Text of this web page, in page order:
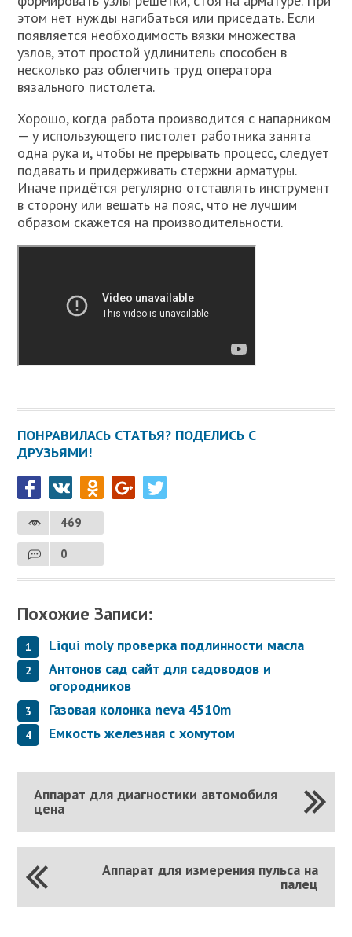
этом нет нужды нагибаться или приседать. Если
появляется необходимость вязки множества
узлов, этот простой удлинитель способен в
несколько раз облегчить труд оператора
вязального пистолета.
Хорошо, когда работа производится с напарником
— у использующего пистолет работника занята
одна рука и, чтобы не прерывать процесс, следует
подавать и придерживать стержни арматуры.
Иначе придётся регулярно отставлять инструмент
в сторону или вешать на пояс, что не лучшим
образом скажется на производительности.
ПОНРАВИЛАСЬ СТАТЬЯ? ПОДЕЛИСЬ С
ДРУЗЬЯМИ!
469
0
Похожие Записи:
Liqui moly проверка подлинности масла
Антонов сад сайт для садоводов и
огородников
Газовая колонка neva 4510m
Емкость железная с хомутом
Аппарат для диагностики автомобиля
цена
Аппарат для измерения пульса на
палец